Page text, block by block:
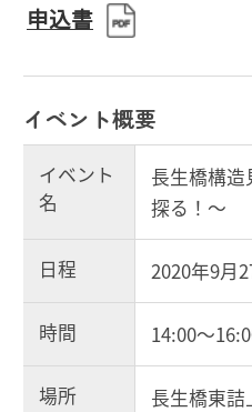
申込書
イベント概要
イベント
名
長生橋構
探る！～
日程 2020年9月
時間 14:00～
場所 長生橋東